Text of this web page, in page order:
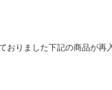
りました下記の商品が